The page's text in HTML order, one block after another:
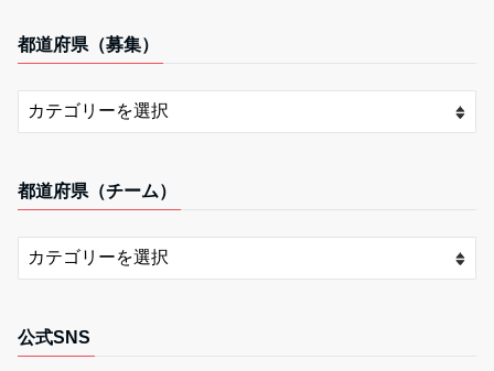
都道府県（募集）
都道府県（チーム）
公式SNS